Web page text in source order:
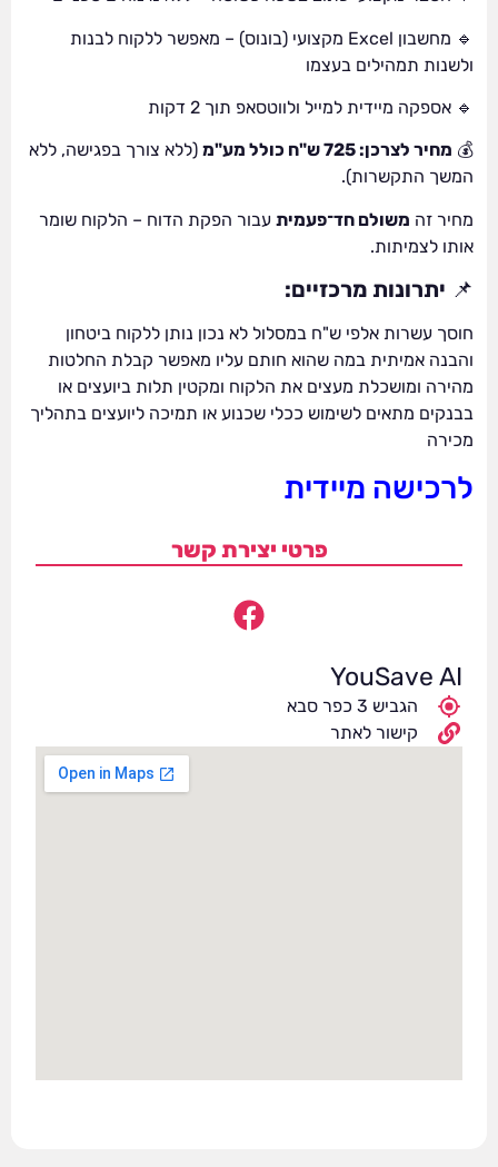
🔹 מחשבון Excel מקצועי (בונוס) – מאפשר ללקוח לבנות
ולשנות תמהילים בעצמו
🔹 אספקה מיידית למייל ולווטסאפ תוך 2 דקות
💰 מחיר לצרכן: 725 ש"ח כולל מע"מ
(ללא צורך בפגישה, ללא
המשך התקשרות).
מחיר זה משולם חד־פעמית עבור הפקת הדוח – הלקוח שומר
אותו לצמיתות.
📌 יתרונות מרכזיים:
חוסך עשרות אלפי ש"ח במסלול לא נכון נותן ללקוח ביטחון
והבנה אמיתית במה שהוא חותם עליו מאפשר קבלת החלטות
מהירה ומושכלת מעצים את הלקוח ומקטין תלות ביועצים או
בבנקים מתאים לשימוש ככלי שכנוע או תמיכה ליועצים בתהליך
מכירה
לרכישה מיידית
פרטי יצירת קשר
YouSave AI
הגביש 3 כפר סבא
קישור לאתר